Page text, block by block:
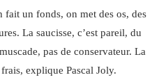
un fonds, on met des os, des
La saucisse, c’est pareil, du
pas de conservateur. La
explique Pascal Joly.